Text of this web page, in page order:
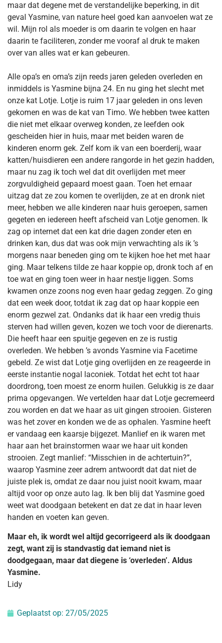
maar dat degene met de verstandelijke beperking, in dit
geval Yasmine, van nature heel goed kan aanvoelen wat ze
wil. Mijn rol als moeder is om daarin te volgen en haar
daarin te faciliteren, zonder me vooraf al druk te maken
over van alles wat er kan gebeuren.
Alle opa’s en oma’s zijn reeds jaren geleden overleden en
inmiddels is Yasmine bijna 24. En nu ging het slecht met
onze kat Lotje. Lotje is ruim 17 jaar geleden in ons leven
gekomen en was de kat van Timo. We hebben twee katten
die niet met elkaar overweg konden, ze leefden ook
gescheiden hier in huis, maar met beiden waren de
kinderen enorm gek. Zelf kom ik van een boerderij, waar
katten/huisdieren een andere rangorde in het gezin hadden,
maar nu zag ik toch wel dat dit overlijden met meer
zorgvuldigheid gepaard moest gaan. Toen het ernaar
uitzag dat ze zou komen te overlijden, ze at en dronk niet
meer, hebben we alle kinderen naar huis geroepen, samen
gegeten en iedereen heeft afscheid van Lotje genomen. Ik
zag op internet dat een kat drie dagen zonder eten en
drinken kan, dus dat was ook mijn verwachting als ik ’s
morgens naar beneden ging om te kijken hoe het met haar
ging. Maar telkens tilde ze haar koppie op, dronk toch af en
toe wat en ging toen weer in haar nestje liggen. Soms
kwamen onze zoons nog even haar gedag zeggen. Zo ging
dat een week door, totdat ik zag dat op haar koppie een
enorm gezwel zat. Ondanks dat ik haar een vredig thuis
sterven had willen geven, kozen we toch voor de dierenarts.
Die heeft haar een spuitje gegeven en ze is rustig
overleden. We hebben ’s avonds Yasmine via Facetime
gebeld. Ze wist dat Lotje ging overlijden en ze reageerde in
eerste instantie nogal laconiek. Totdat het echt tot haar
doordrong, toen moest ze enorm huilen. Gelukkig is ze daar
prima opgevangen. We vertelden haar dat Lotje gecremeerd
zou worden en dat we haar as uit gingen strooien. Gisteren
was het zover en konden we de as ophalen. Yasmine heeft
er vandaag een kaarsje bijgezet. Manlief en ik waren met
haar aan het brainstormen waar we haar uit konden
strooien. Zegt manlief: “Misschien in de achtertuin?”,
waarop Yasmine zeer adrem antwoordt dat dat niet de
juiste plek is, omdat ze daar nou juist nooit kwam, maar
altijd voor op onze auto lag. Ik ben blij dat Yasmine goed
weet wat doodgaan betekent en dat ze dat in haar leven
handen en voeten kan geven.
Maar eh, ik wordt wel altijd gecorrigeerd als ik doodgaan
zegt, want zij is standvastig dat iemand niet is
doodgegaan, maar dat diegene is ‘overleden’. Aldus
Yasmine.
Lidy
Geplaatst op: 27/05/2025